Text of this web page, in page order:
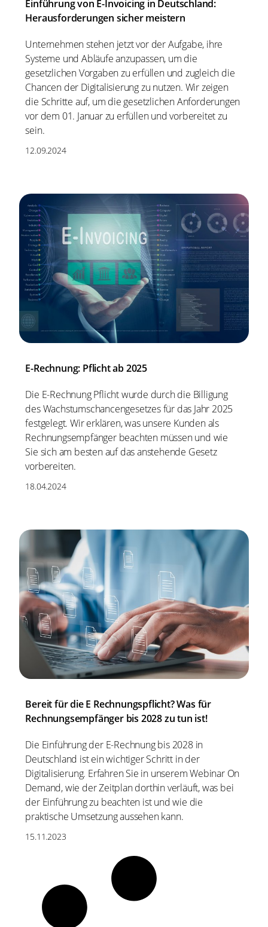
Einführung von E-Invoicing in Deutschland:
Herausforderungen sicher meistern
Unternehmen stehen jetzt vor der Aufgabe, ihre
Systeme und Abläufe anzupassen, um die
gesetzlichen Vorgaben zu erfüllen und zugleich die
Chancen der Digitalisierung zu nutzen. Wir zeigen
die Schritte auf, um die gesetzlichen Anforderungen
vor dem 01. Januar zu erfüllen und vorbereitet zu
sein.
12.09.2024
E-Rechnung: Pflicht ab 2025
Die E-Rechnung Pflicht wurde durch die Billigung
des Wachstumschancengesetzes für das Jahr 2025
festgelegt. Wir erklären, was unsere Kunden als
Rechnungsempfänger beachten müssen und wie
Sie sich am besten auf das anstehende Gesetz
vorbereiten.
18.04.2024
Bereit für die E Rechnungspflicht? Was für
Rechnungsempfänger bis 2028 zu tun ist!
Die Einführung der E-Rechnung bis 2028 in
Deutschland ist ein wichtiger Schritt in der
Digitalisierung. Erfahren Sie in unserem Webinar On
Demand, wie der Zeitplan dorthin verläuft, was bei
der Einführung zu beachten ist und wie die
praktische Umsetzung aussehen kann.
15.11.2023